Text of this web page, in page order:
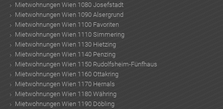
Mietwohnungen Wien 1080 Josefstadt
Mietwohnungen Wien 1090 Alsergrund
Mietwohnungen Wien 1100 Favoriten
Mietwohnungen Wien 1110 Simmering
Mietwohnungen Wien 1130 Hietzing
Mietwohnungen Wien 1140 Penzing
Mietwohnungen Wien 1150 Rudolfsheim-Fünfhaus
Mietwohnungen Wien 1160 Ottakring
Mietwohnungen Wien 1170 Hernals
Mietwohnungen Wien 1180 Währing
Mietwohnungen Wien 1190 Döbling